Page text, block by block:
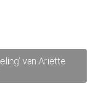
van Ariëtte